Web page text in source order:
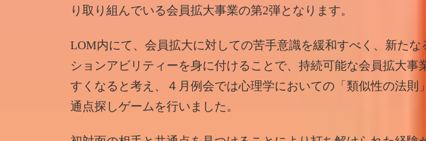
り取り組んでいる会員拡大事業の第2弾となります。
LOM内にて、会員拡大に対しての苦手意識を緩和すべく、新たな
ションアビリティーを身に付けることで、持続可能な会員拡大事
すくなると考え、４月例会では心理学においての「類似性の法則
通点探しゲームを行いました。